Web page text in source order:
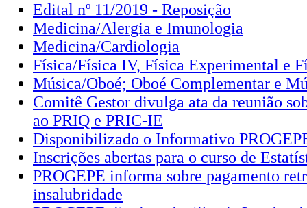
Edital nº 11/2019 - Reposição
Medicina/Alergia e Imunologia
Medicina/Cardiologia
Física/Física IV, Física Experimental e
Música/Oboé; Oboé Complementar e
Comitê Gestor divulga ata da reunião
ao PRIQ e PRIC-IE
Disponibilizado o Informativo
Inscrições abertas para o curso de
PROGEPE informa sobre pagamento
insalubridade